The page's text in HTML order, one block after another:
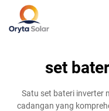
set
Satu set bateri inverter
cadangan yang